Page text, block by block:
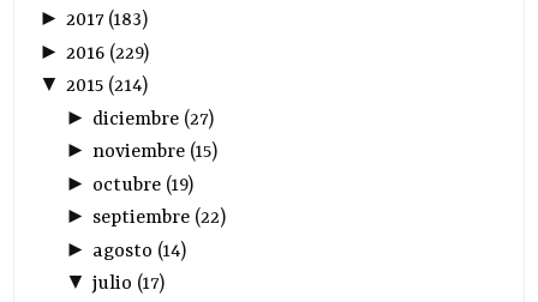
►2017(183)
► 2016 (229)
▼2015 (214)
► diciembre(27)
► noviembre(15)
► octubre(19)
► septiembre(22)
► agosto (14)
▼ julio (17)